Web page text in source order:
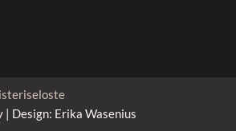
| Design: Erika Wasenius